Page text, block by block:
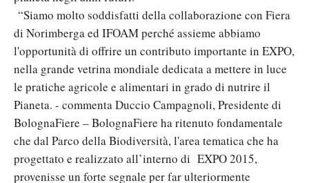
“Siamo molto soddisfatti della collaborazione con Fiera
di Norimberga ed IFOAM perché assieme abbiamo
l'opportunità di offrire un contributo importante in EXPO,
nella grande vetrina mondiale dedicata a mettere in luce
le pratiche agricole e alimentari in grado di nutrire il
Pianeta. - commenta Duccio Campagnoli, Presidente di
BolognaFiere – BolognaFiere ha ritenuto fondamentale
che dal Parco della Biodiversità, l'area tematica che ha
progettato e realizzato all’interno di EXPO 2015,
provenisse un forte segnale per far ulteriormente